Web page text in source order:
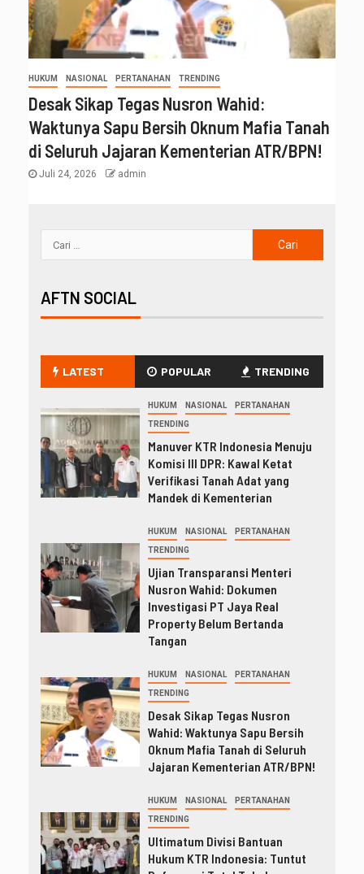
HUKUM NASIONAL PERTANAHAN TRENDING
Desak Sikap Tegas Nusron Wahid:
Waktunya Sapu Bersih Oknum Mafia Tanah
di Seluruh Jajaran Kementerian ATR/BPN!
Juli 24, 2026 admin
AFTN SOCIAL
LATEST POPULAR TRENDING
HUKUM NASIONAL PERTANAHAN
TRENDING
Manuver KTR Indonesia Menuju
Komisi III DPR: Kawal Ketat
Verifikasi Tanah Adat yang
Mandek di Kementerian
HUKUM NASIONAL PERTANAHAN
TRENDING
Ujian Transparansi Menteri
Nusron Wahid: Dokumen
Investigasi PT Jaya Real
Property Belum Bertanda
Tangan
HUKUM NASIONAL PERTANAHAN
TRENDING
Desak Sikap Tegas Nusron
Wahid: Waktunya Sapu Bersih
Oknum Mafia Tanah di Seluruh
Jajaran Kementerian ATR/BPN!
HUKUM NASIONAL PERTANAHAN
TRENDING
Ultimatum Divisi Bantuan
Hukum KTR Indonesia: Tuntut